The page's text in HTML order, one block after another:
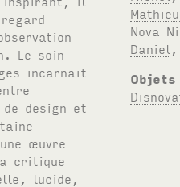
Le soin
incarnait
de design et
œuvre
critique
lucide,
Nova
Daniel
Objets